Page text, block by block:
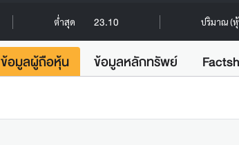
ต่ำสุด 23.10 ปริมาณ (
ข้อมูลผู้ถือหุ้น ข้อมูลหลักทรัพย์